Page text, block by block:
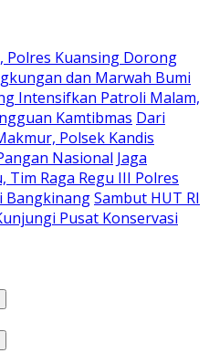
Polres Kuansing Dorong
dan Marwah Bumi
Intensifkan Patroli Malam,
Kamtibmas Dari
Polsek Kandis
Nasional Jaga
Raga Regu III Polres
BangkinangSambut HUT RI
Pusat Konservasi